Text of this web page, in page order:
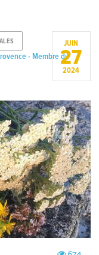
- Membre du
JUIN
27
2024